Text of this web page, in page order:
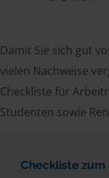
Damit Sie sich gut
vielen Nachweise
Checkliste für
Studenten sowie
Checkliste